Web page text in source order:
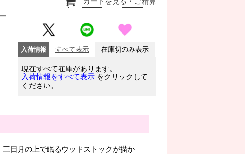
入荷情報 すべて表示 在庫切のみ表示
現在すべて在庫があります。
入荷情報をすべて表示 をクリックして
ください。
日月の上で眠るウッドストックが描か